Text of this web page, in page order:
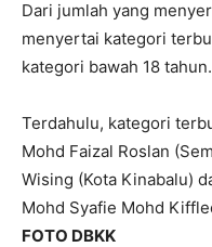
Dari jumlah yang
menyertai kategori
kategori bawah 18 tahun.
Terdahulu, kategori
Mohd Faizal Roslan
Wising (Kota Kinabalu)
Mohd Syafie Mohd
FOTO DBKK